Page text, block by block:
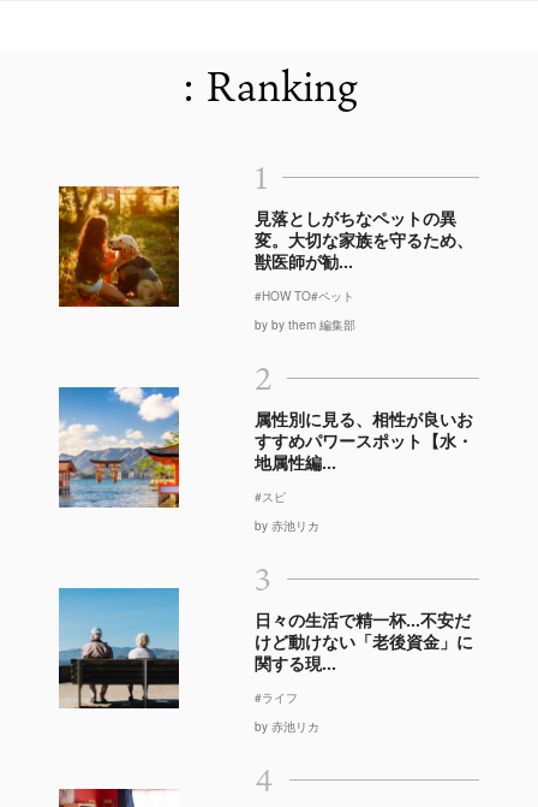
: Ranking
1
見落としがちなペットの異
変。大切な家族を守るため、
獣医師が勧...
#HOW TO#ペット
by by them 編集部
2
属性別に見る、相性が良いお
すすめパワースポット【水・
地属性編...
#スピ
by 赤池リカ
3
日々の生活で精一杯…不安だ
けど動けない「老後資金」に
関する現...
#ライフ
by 赤池リカ
4